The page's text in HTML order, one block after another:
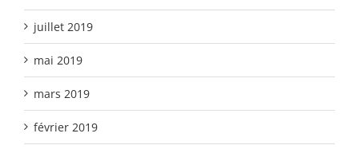
juillet 2019
mai 2019
mars 2019
février 2019